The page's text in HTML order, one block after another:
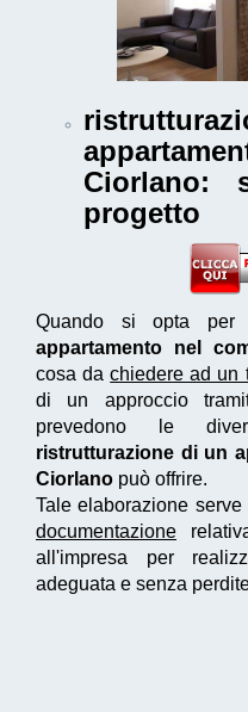
Ciorlano:
progetto
Quando si opta
appartamento nel
cosa dachiedere ad un
di un approccio
prevedono le
ristrutturazione di un
Ciorlano può offrire.
Tale elaborazione
documentazione
all'impresa per
adeguata e senza